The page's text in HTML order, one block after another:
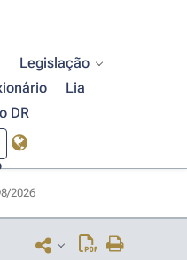
Legislação
Lia
DR
2026